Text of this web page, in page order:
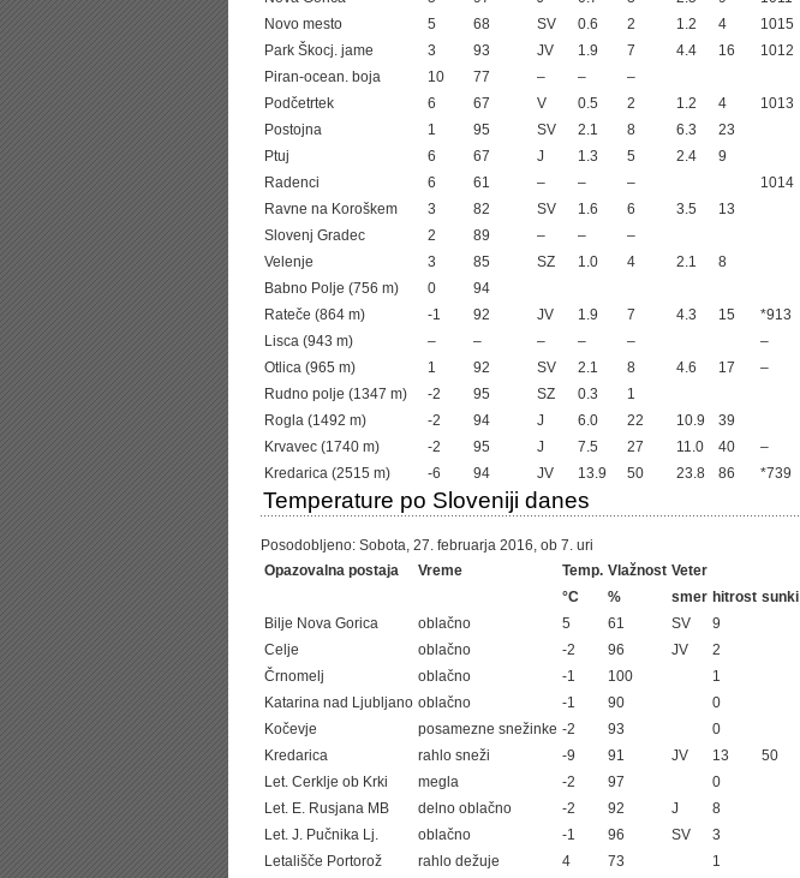
Novo mesto
5 68 SV 0.6 2 1.2 4 1015
Park Škocj. jame
3 93 JV 1.9 7 4.4 16 1012
Piran-ocean. boja
10 77 – –
–
Podčetrtek
6 67 V 0.5 2 1.2 4 1013
Postojna
1 95 SV 2.1 8 6.3 23
Ptuj
6 67 J 1.3 5 2.4 9
Radenci
6 61 – – – 1014
Ravne na Koroškem
3 82 SV 1.6 6 3.5 13
Slovenj Gradec
2 89 – – –
Velenje
3 85 SZ 1.0 4 2.1
8
Babno Polje (756 m)
0
94
Rateče (864 m)
-1 92 JV 1.9 7 4.3 15 *913
Lisca (943 m)
– – – – – –
Otlica (965 m)
1 92 SV 2.1 8 4.6 17 –
Rudno polje (1347 m)
-2 95 SZ 0.3 1
Rogla (1492 m)
-2 94 J 6.0 22 10.9 39
Krvavec (1740 m)
-2 95 J 7.5 27 11.0 40 –
Kredarica (2515 m)
-6 94 JV 13.9 50 23.8 86 *739
Temperature po Sloveniji danes
Posodobljeno: Sobota, 27. februarja 2016, ob 7. uri
Opazovalna postaja
Vreme Temp. Vlažnost Veter
°C
% smer hitrost sunki
Bilje Nova Gorica
oblačno 5 61 SV 9
Celje
oblačno -2 96 JV 2
Črnomelj
oblačno -1 100 1
Katarina nad Ljubljano oblačno -1 90
0
Kočevje
posamezne snežinke -2 93
0
Kredarica
rahlo sneži -9 91 JV 13 50
Let. Cerklje ob Krki
megla -2 97 0
Let. E. Rusjana MB
delno oblačno -2 92 J 8
Let. J. Pučnika Lj.
oblačno -1 96 SV 3
Letališče Portorož
rahlo dežuje 4 73 1